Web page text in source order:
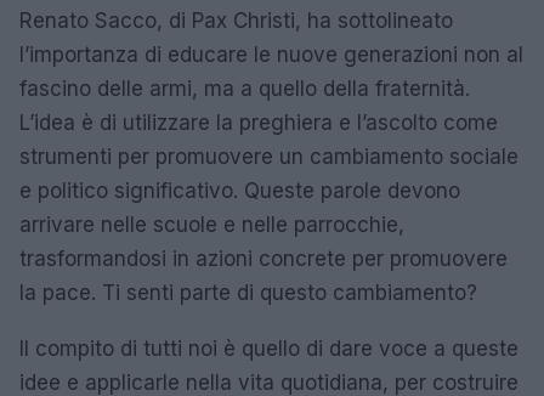
Renato Sacco, di Pax Christi, ha sottolineato
l’importanza di educare le nuove generazioni non al
fascino delle armi, ma a quello della fraternità.
L’idea è di utilizzare la preghiera e l’ascolto come
strumenti per promuovere un cambiamento sociale
e politico significativo. Queste parole devono
arrivare nelle scuole e nelle parrocchie,
trasformandosi in azioni concrete per promuovere
la pace. Ti senti parte di questo cambiamento?
Il compito di tutti noi è quello di dare voce a queste
idee e applicarle nella vita quotidiana, per costruire